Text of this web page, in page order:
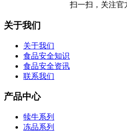
扫一扫，关注官
关于我们
关于我们
食品安全知识
食品安全资讯
联系我们
产品中心
犊牛系列
冻品系列